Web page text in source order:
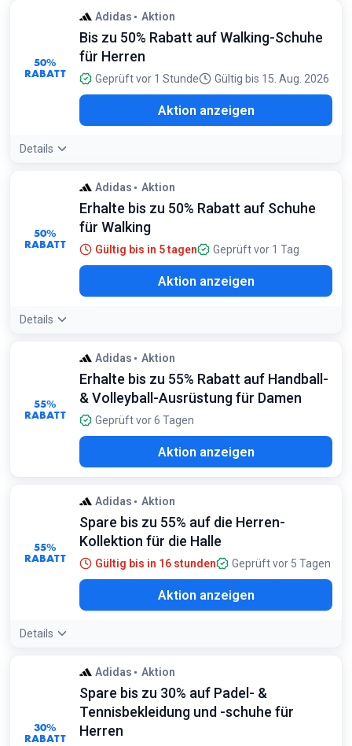
50%
RABATT
Adidas Aktion
Bis zu 50% Rabatt auf Walking-Schuhe
für Herren
Geprüft vor 1 Stunde Gültig bis 15. Aug. 2026
Aktion anzeigen
Details
50%
RABATT
Adidas Aktion
Erhalte bis zu 50% Rabatt auf Schuhe
für Walking
Gültig bis in 5 tagen Geprüft vor 1 Tag
Aktion anzeigen
Details
55%
RABATT
Adidas Aktion
Erhalte bis zu 55% Rabatt auf Handball-
& Volleyball-Ausrüstung für Damen
Geprüft vor 6 Tagen
Aktion anzeigen
55%
RABATT
Adidas Aktion
Spare bis zu 55% auf die Herren-
Kollektion für die Halle
Gültig bis in 16 stunden Geprüft vor 5 Tagen
Aktion anzeigen
Details
30%
RABATT
Adidas Aktion
Spare bis zu 30% auf Padel- &
Tennisbekleidung und -schuhe für
Herren